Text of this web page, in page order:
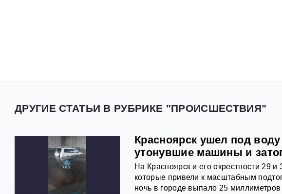
ДРУГИЕ СТАТЬИ В РУБРИКЕ "ПРОИСШЕСТВИЯ"
Красноярск ушел под
утонувшие машины и
На Красноярск и его окрестности 29
которые привели к масштабным
ночь в городе выпало 25